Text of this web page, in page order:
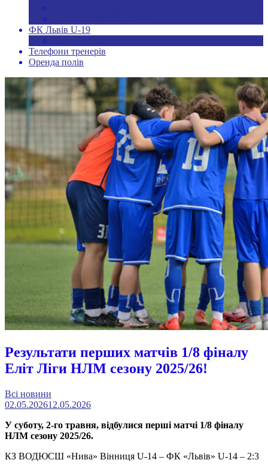
ФК Львів U-19
Телефони тренерів
Оренда полів
Результати перших матчів 1/8 фіналу
Еліт Ліги НЛМ сезону 2025/26!
Всі новини
02.05.202612.05.2026
У суботу, 2-го травня, відбулися перші матчі 1/8 фіналу
НЛМ сезону 2025/26.
КЗ ВОДЮСШ «Нива» Вінниця U-14 – ФК «Львів» U-14 – 2:3